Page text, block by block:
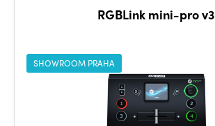
RGBLink mini-pro v3
SHOWROOM PRAHA